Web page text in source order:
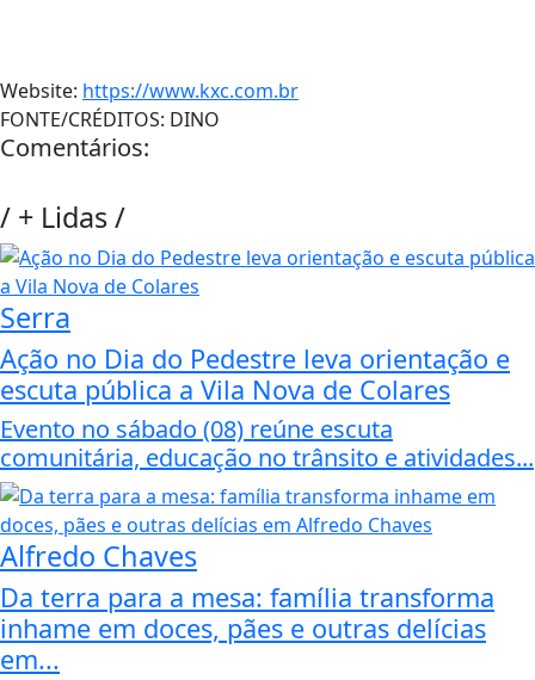
Website: https://www.kxc.com.br
FONTE/CRÉDITOS: DINO
Comentários:
/ + Lidas/
Serra
Ação no Dia do Pedestre leva orientação e
escuta pública a Vila Nova de Colares
Evento no sábado (08) reúne escuta
comunitária, educação no trânsito e atividades...
Alfredo Chaves
Da terra para a mesa: família transforma
inhame em doces, pães e outras delícias
em...